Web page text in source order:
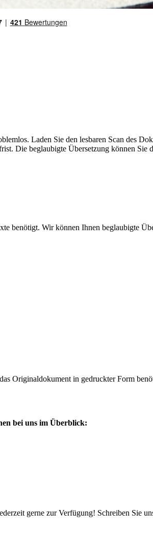
Laden Sie den lesbaren Scan des
Die beglaubigte Übersetzung können
benötigt. Wir können Ihnen beglaubigte
Originaldokument in gedruckter Form
bei uns im Überblick:
gerne zur Verfügung! Schreiben Sie